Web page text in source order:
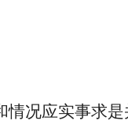
况应实事求